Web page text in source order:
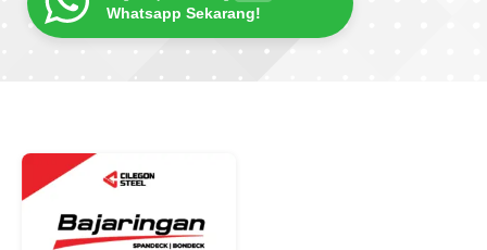
Whatsapp Sekarang!